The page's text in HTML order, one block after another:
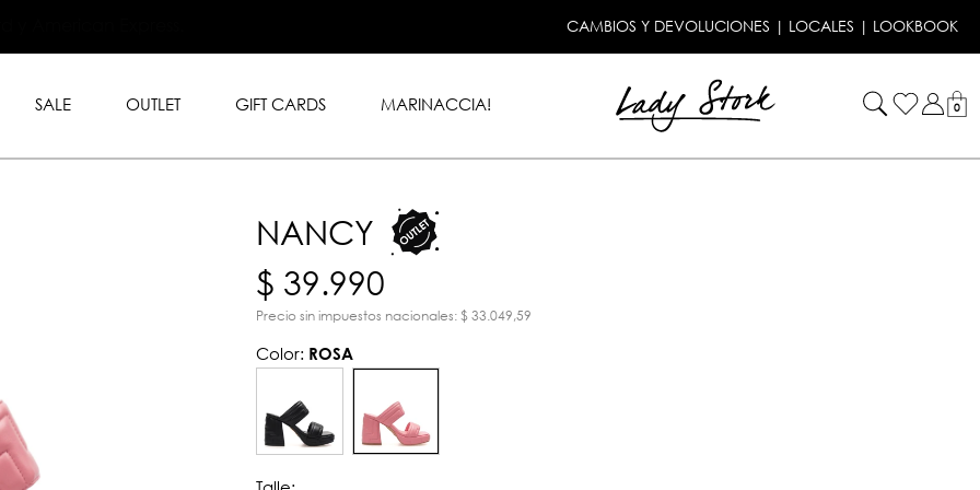
en toda la tienda con
American Express. CAMBIOS Y DEVOLUCIONES | LOCALES | LOOKBOOK
SALE OUTLET GIFT CARDS MARINACCIA! 0
NANCY
$ 39.990
Precio sin impuestos nacionales: $ 33.049,59
Color: ROSA